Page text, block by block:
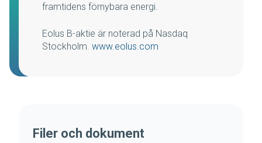
framtidens förnybara energi.
Eolus B-aktie är noterad på Nasdaq
Stockholm. www.eolus.com
Filer och dokument